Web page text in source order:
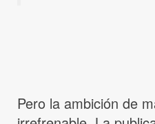
Pero la ambición de